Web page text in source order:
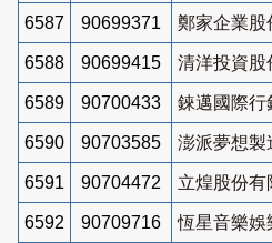
6587 90699371 鄭家企業股
6588 90699415 清洋投資股
6589 90700433 錸邁國際行
6590 90703585 澎派夢想製
6591 90704472 立煌股份有
6592 90709716 恆星音樂娛